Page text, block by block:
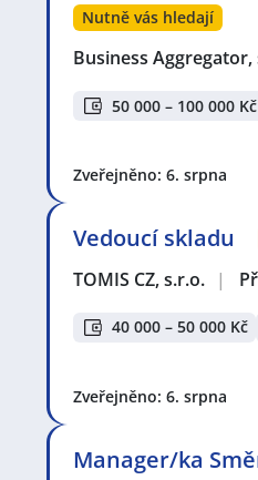
Nutně vás hledají
Business Aggregator,
50 000 – 100 000 Kč
Zveřejněno: 6. srpna
Vedoucí skladu
TOMIS CZ, s.r.o. |
40 000 – 50 000 Kč
Zveřejněno: 6. srpna
Manager/ka